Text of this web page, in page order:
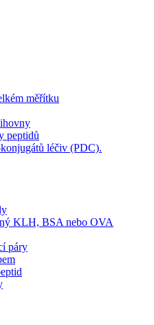
měřítku
peptidů
léčiv (PDC).
KLH, BSA nebo OVA
páry